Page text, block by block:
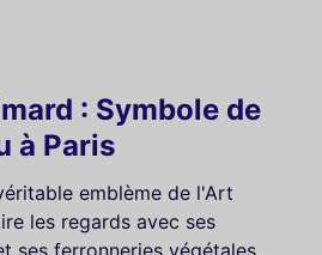
: Symbole de
à Paris
emblème de l'Art
les regards avec ses